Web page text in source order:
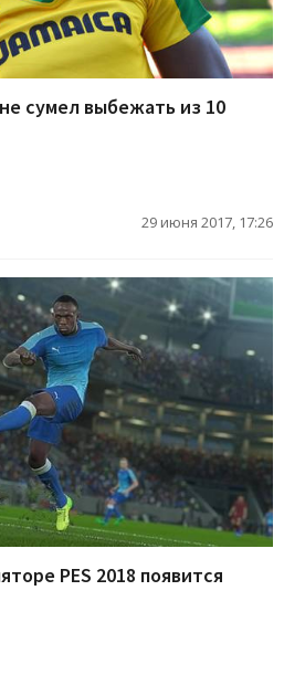
сумел выбежать из 10
29 июня 2017, 17:26
PES 2018 появится